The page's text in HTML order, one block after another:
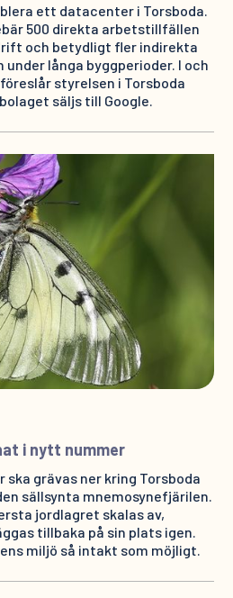
ett datacenter i Torsboda.
500 direkta arbetstillfällen
och betydligt fler indirekta
långa byggperioder. I och
styrelsen i Torsboda
säljs till Google.
i nytt nummer
grävas ner kring Torsboda
sällsynta mnemosynefjärilen.
jordlagret skalas av,
tillbaka på sin plats igen.
miljö så intakt som möjligt.